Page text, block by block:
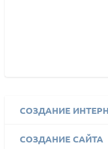
СОЗДАНИЕ
СОЗДАНИЕ САЙТА